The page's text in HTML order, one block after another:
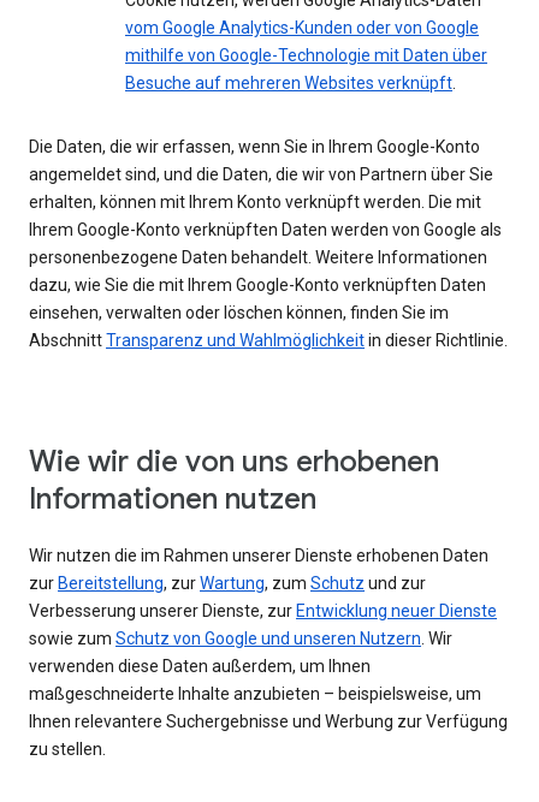
vom Google Analytics-Kunden oder von Google
mithilfe von Google-Technologie mit Daten über
Besuche auf mehreren Websites verknüpft.
Die Daten, die wir erfassen, wenn Sie in Ihrem Google-Konto
angemeldet sind, und die Daten, die wir von Partnern über Sie
erhalten, können mit Ihrem Konto verknüpft werden. Die mit
Ihrem Google-Konto verknüpften Daten werden von Google als
personenbezogene Daten behandelt. Weitere Informationen
dazu, wie Sie die mit Ihrem Google-Konto verknüpften Daten
einsehen, verwalten oder löschen können, finden Sie im
AbschnittTransparenz und Wahlmöglichkeitin dieser Richtlinie.
Wie wir die von uns erhobenen
Informationen nutzen
Wir nutzen die im Rahmen unserer Dienste erhobenen Daten
zur Bereitstellung, zurWartung, zum Schutz und zur
Verbesserung unserer Dienste, zur Entwicklung neuer Dienste
sowie zum Schutz von Google und unseren Nutzern. Wir
verwenden diese Daten außerdem, um Ihnen
maßgeschneiderte Inhalte anzubieten – beispielsweise, um
Ihnen relevantere Suchergebnisse und Werbung zur Verfügung
zu stellen.